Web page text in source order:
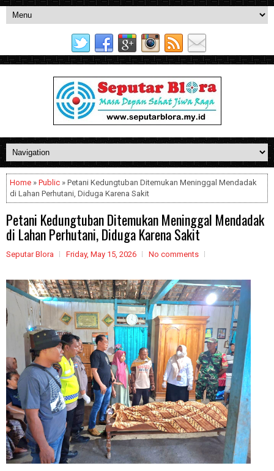
Home » Public » Petani Kedungtuban Ditemukan Meninggal Mendadak
di Lahan Perhutani, Diduga Karena Sakit
Petani Kedungtuban Ditemukan Meninggal Mendadak
di Lahan Perhutani, Diduga Karena Sakit
Seputar Blora Friday, May 15, 2026 No comments